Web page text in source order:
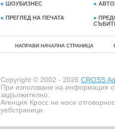
ШОУБИЗНЕС
ПРЕГЛЕД НА ПЕЧАТА
НАПРАВИ НАЧАЛНА СТРАНИЦА
Copyright © 2002 - 2026 CROSS
При използване на информация
задължително.
Агенция Кросс не носи
уебстраници.